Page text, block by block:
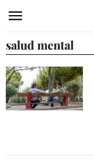
ACTUALIDAD
ECONOMÍA
TECNOLOGÍA
TURISMO
DEPORTES
salud mental